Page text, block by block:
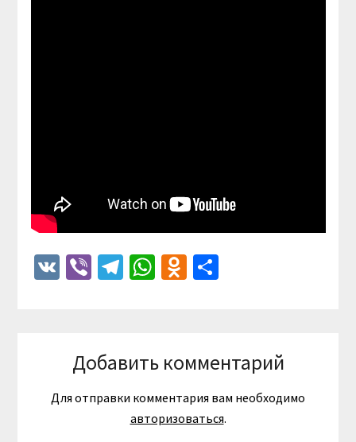
VKViberTelegram
WhatsApp
Odnoklassniki
Отправить
Добавить комментарий
Для отправки комментария вам необходимо
авторизоваться.